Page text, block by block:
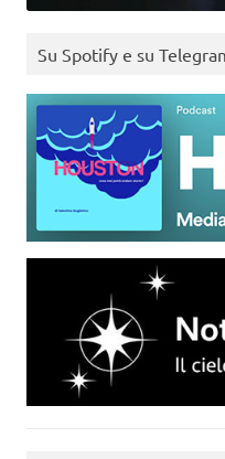
Su Spotify e su